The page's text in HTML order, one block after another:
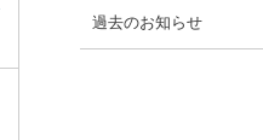
過去のお知らせ